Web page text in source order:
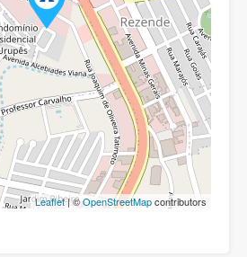
Leaflet| ©OpenStreetMapcontributors